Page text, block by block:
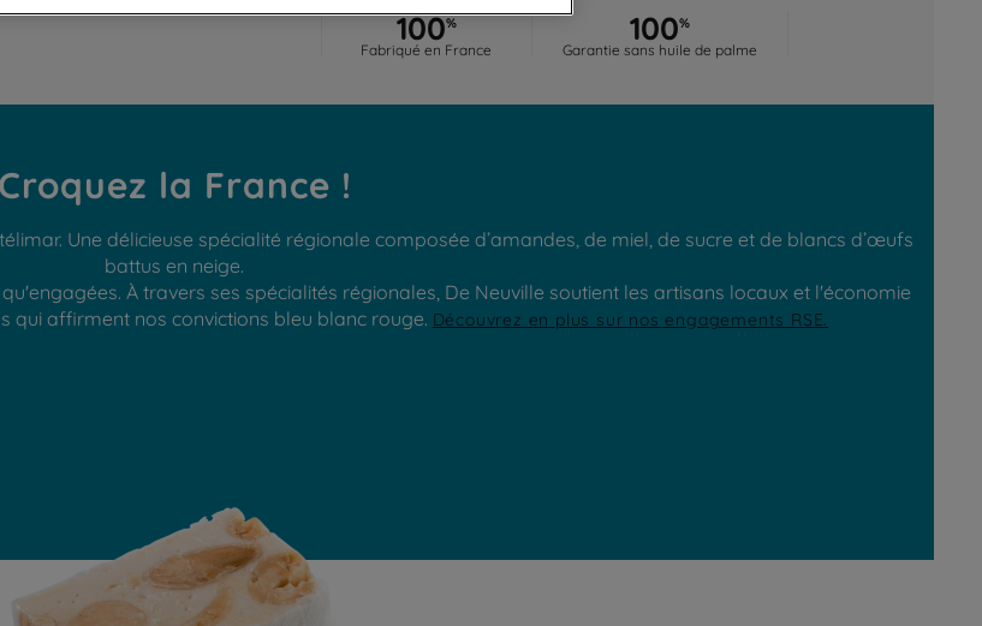
100%
Fabriqué en France 100%
Garantie sans huile de palme
Croquez la France !
Une délicieuse spécialité régionale composée d’amandes, de miel, de sucre et de blancs d’œufs
battus en neige.
À travers ses spécialités régionales, De Neuville soutient les artisans locaux et l'économie
qui affirment nos convictions bleu blanc rouge. Découvrez en plus sur nos engagements RSE.